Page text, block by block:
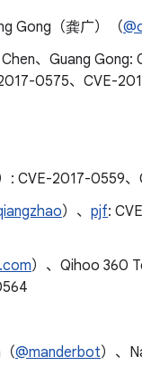
Gong（龚广）（
、Guang
0575、CVE-
: CVE-2017-0559
）、 pjf:
）、Qihoo 360
@manderbot）、